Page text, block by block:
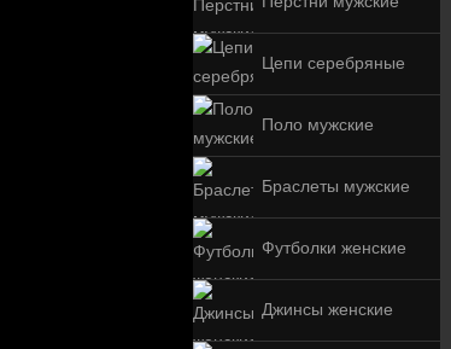
Цепи серебряные
Поло мужские
Браслеты мужские
Футболки женские
Джинсы женские